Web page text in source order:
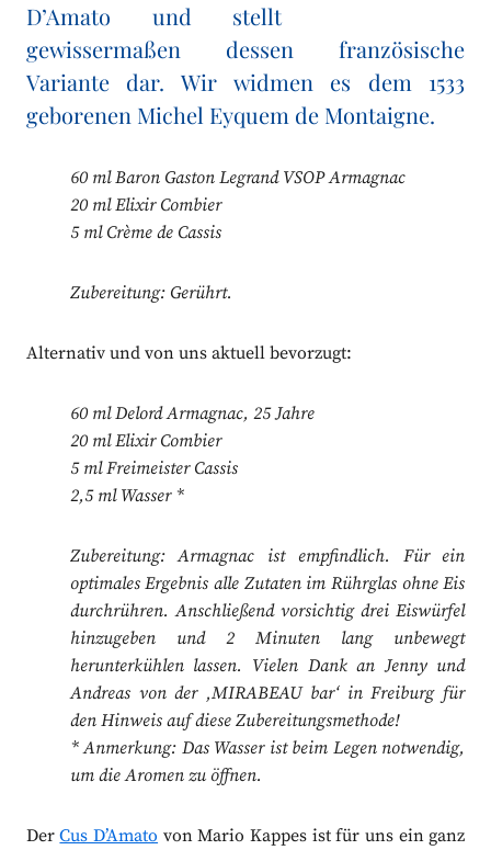
D’Amato und stellt
gewissermaßen dessen französische
Variante dar. Wir widmen es dem 1533
geborenen Michel Eyquem de Montaigne.
60 ml Baron Gaston Legrand VSOP Armagnac
20 ml Elixir Combier
5 ml Crème de Cassis
Zubereitung: Gerührt.
Alternativ und von uns aktuell bevorzugt:
60 ml Delord Armagnac, 25 Jahre
20 ml Elixir Combier
5 ml Freimeister Cassis
2,5 ml Wasser *
Zubereitung: Armagnac ist empfindlich. Für ein
optimales Ergebnis alle Zutaten im Rührglas ohne Eis
durchrühren. Anschließend vorsichtig drei Eiswürfel
hinzugeben und 2 Minuten lang unbewegt
herunterkühlen lassen. Vielen Dank an Jenny und
Andreas von der ‚MIRABEAU bar‘ in Freiburg für
den Hinweis auf diese Zubereitungsmethode!
* Anmerkung: Das Wasser ist beim Legen notwendig,
um die Aromen zu öffnen.
DerCus D’Amato von Mario Kappes ist für uns ein ganz